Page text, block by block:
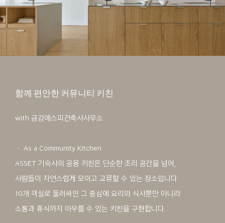
함께 편안한 커뮤니티 키친
with 금강에스피건축사사무소
ㆍ As a Community Kitchen
ASSET 기숙사의 공용 키친은 단순한 조리 공간을 넘어,
사람들이 자연스럽게 모이고 교류할 수 있는 장소입니다.
10개 객실로 둘러싸인 그 중심에 요리와 식사뿐만 아니라
소통과 휴식까지 아우를 수 있는 키친을 구현합니다.